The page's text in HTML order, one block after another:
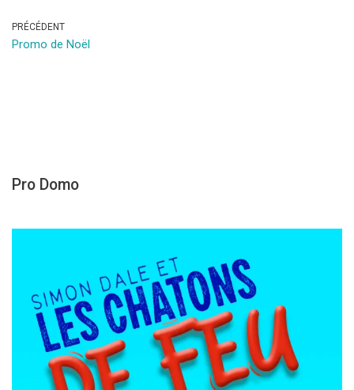
PRÉCÉDENT
Promo de Noël
Pro Domo